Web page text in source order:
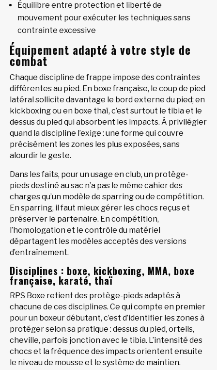
Équilibre entre protection et liberté de
mouvement pour exécuter les techniques sans
contrainte excessive
Équipement adapté à votre style de
combat
Chaque discipline de frappe impose des contraintes
différentes au pied. En boxe française, le coup de pied
latéral sollicite davantage le bord externe du pied; en
kickboxing ou en boxe thaï, c’est surtout le tibia et le
dessus du pied qui absorbent les impacts. À privilégier
quand la discipline l’exige : une forme qui couvre
précisément les zones les plus exposées, sans
alourdir le geste.
Dans les faits, pour un usage en club, un protège-
pieds destiné au sac n’a pas le même cahier des
charges qu’un modèle de sparring ou de compétition.
En sparring, il faut mieux gérer les chocs reçus et
préserver le partenaire. En compétition,
l’homologation et le contrôle du matériel
départagent les modèles acceptés des versions
d’entraînement.
Disciplines : boxe, kickboxing, MMA, boxe
française, karaté, thaï
RPS Boxe retient des protège-pieds adaptés à
chacune de ces disciplines. Ce qui compte en premier
pour un boxeur débutant, c’est d’identifier les zones à
protéger selon sa pratique : dessus du pied, orteils,
cheville, parfois jonction avec le tibia. L’intensité des
chocs et la fréquence des impacts orientent ensuite
le niveau de mousse et le système de maintien.